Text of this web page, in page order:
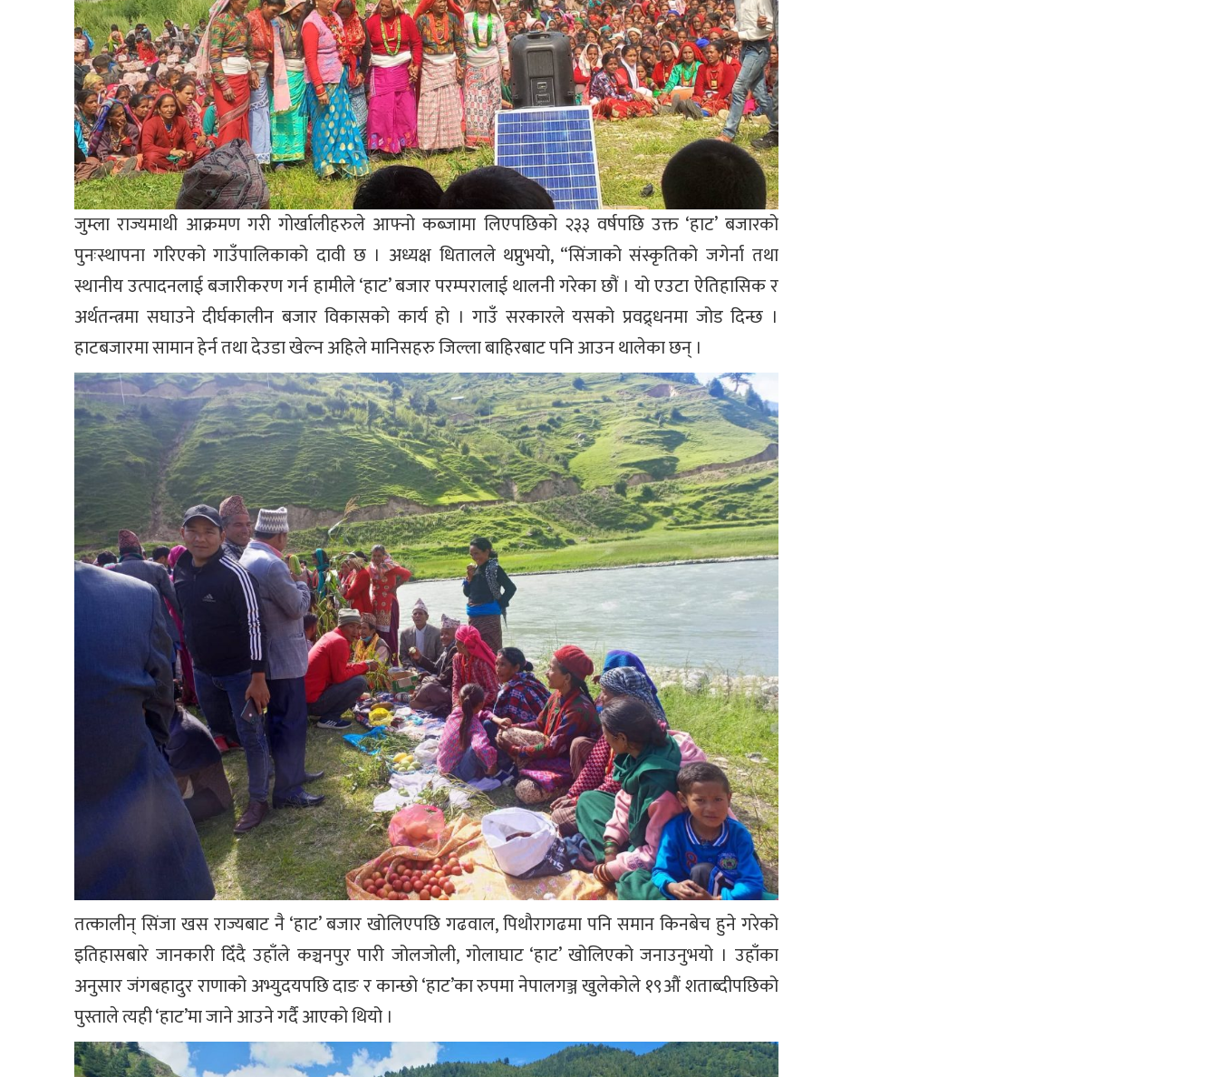
जुम्ला राज्यमाथी आक्रमण गरी गोर्खालीहरुले आफ्नो कब्जामा लिएपछिको २३३ वर्षपछि उक्त ‘हाट’ बजारको
पुनःस्थापना गरिएको गाउँपालिकाको दावी छ । अध्यक्ष धितालले थप्नुभयो, “सिंजाको संस्कृतिको जगेर्ना तथा
स्थानीय उत्पादनलाई बजारीकरण गर्न हामीले ‘हाट’ बजार परम्परालाई थालनी गरेका छौं । यो एउटा ऐतिहासिक र
अर्थतन्त्रमा सघाउने दीर्घकालीन बजार विकासको कार्य हो । गाउँ सरकारले यसको प्रवद्र्धनमा जोड दिन्छ ।
हाटबजारमा सामान हेर्न तथा देउडा खेल्न अहिले मानिसहरु जिल्ला बाहिरबाट पनि आउन थालेका छन् ।
तत्कालीन् सिंजा खस राज्यबाट नै ‘हाट’ बजार खोलिएपछि गढवाल, पिथौरागढमा पनि समान किनबेच हुने गरेको
इतिहासबारे जानकारी दिँदै उहाँले कञ्चनपुर पारी जोलजोली, गोलाघाट ‘हाट’ खोलिएको जनाउनुभयो । उहाँका
अनुसार जंगबहादुर राणाको अभ्युदयपछि दाङ र कान्छो ‘हाट’का रुपमा नेपालगञ्ज खुलेकोले १९औं शताब्दीपछिको
पुस्ताले त्यही ‘हाट’मा जाने आउने गर्दै आएको थियो ।